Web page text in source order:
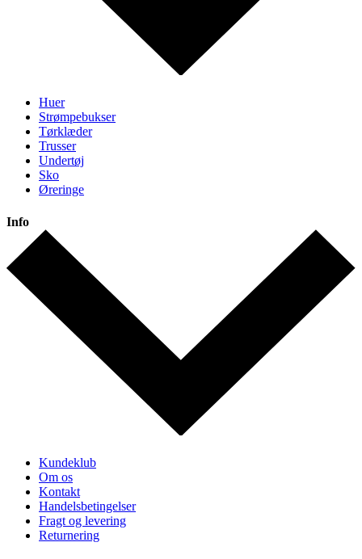
Huer
Strømpebukser
Tørklæder
Trusser
Undertøj
Sko
Øreringe
Info
Kundeklub
Om os
Kontakt
Handelsbetingelser
Fragt og levering
Returnering